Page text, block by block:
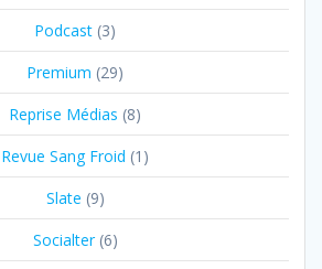
Podcast (3)
Premium (29)
Reprise Médias (8)
Revue Sang Froid (1)
Slate (9)
Socialter(6)